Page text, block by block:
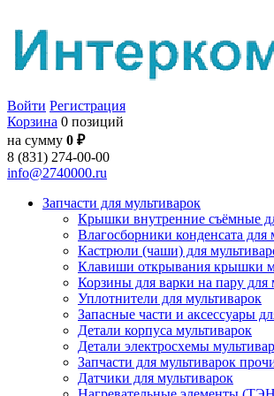
Войти Регистрация
Корзина 0 позиций
на сумму 0 ₽
8 (831) 274-00-00
info@2740000.ru
Запчасти для мультиварок
Крышки внутренние съёмные
Влагосборники конденсата для
Кастрюли (чаши) для
Клавиши открывания крышки
Корзины для варки на пару для
Уплотнители для мультиварок
Запасные части и аксессуары
Детали корпуса мультиварок
Детали электросхемы
Запчасти для мультиварок
Датчики для мультиварок